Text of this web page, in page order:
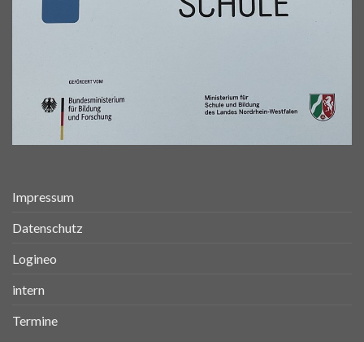
Impressum
Datenschutz
Logineo
intern
Termine